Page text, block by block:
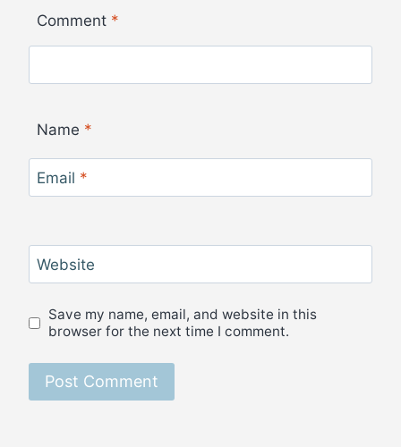
Comment *
Name *
Email *
Website
Save my name, email, and website in this
browser for the next time I comment.